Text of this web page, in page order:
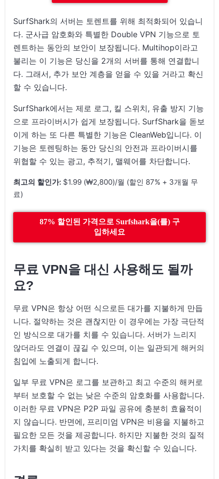
SurfShark의 서버는 토렌트를 위해 최적화되어 있습니
다. 군사급 암호화와 특별한 Double VPN 기능으로 토
렌트하는 동안의 보안이 보장됩니다. Multihop이라고
불리는 이 기능은 당신을 2개의 서버를 통해 연결합니
다. 그래서, 추가 보안 계층을 얻을 수 있을 거라고 확신
할 수 있습니다.
SurfShark에서는 제로 로그, 킬 스위치, 유출 방지 기능
으로 프라이버시가 쉽게 보장됩니다. SurfShark을 돋보
이게 하는 또 다른 특별한 기능은 CleanWeb입니다. 이
기능은 토렌팅하는 동안 당신의 안전과 프라이버시를
위협할 수 있는 광고, 추적기, 맬웨어를 차단합니다.
최고의 할인가: $1.99 (₩2,800)/월 (할인 87% + 3개월 무
료)
87% 할인된 가격으로 Surfshark을(를) 구
입하세요
무료 VPN을 대신 사용해도 될까
요?
무료 VPN은 항상 어떤 식으로든 대가를 지불하게 만듭
니다. 절약하는 것은 괜찮지만 이 경우에는 가장 극단적
인 방식으로 대가를 치를 수 있습니다. 서버가 느리지
않더라도 연결이 끊길 수 있으며, 이는 일관되게 해커의
침입에 노출되게 합니다.
일부 무료 VPN은 로그를 보관하고 최고 수준의 해커로
부터 보호할 수 없는 낮은 수준의 암호화를 사용합니다.
이러한 무료 VPN은 P2P 파일 공유에 충분히 효율적이
지 않습니다. 반면에, 프리미엄 VPN은 비용을 지불하고
필요한 모든 것을 제공합니다. 하지만 지불한 것의 질적
가치를 확실히 받고 있다는 것을 확신할 수 있습니다.